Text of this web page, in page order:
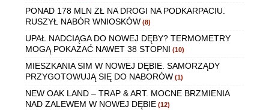
PONAD 178 MLN ZŁ NA DROGI NA PODKARPACIU.
RUSZYŁ NABÓR WNIOSKÓW (8)
UPAŁ NADCIĄGA DO NOWEJ DĘBY? TERMOMETRY
MOGĄ POKAZAĆ NAWET 38 STOPNI (10)
MIESZKANIA SIM W NOWEJ DĘBIE. SAMORZĄDY
PRZYGOTOWUJĄ SIĘ DO NABORÓW (1)
NEW OAK LAND – TRAP & ART. MOCNE BRZMIENIA
NAD ZALEWEM W NOWEJ DĘBIE (12)